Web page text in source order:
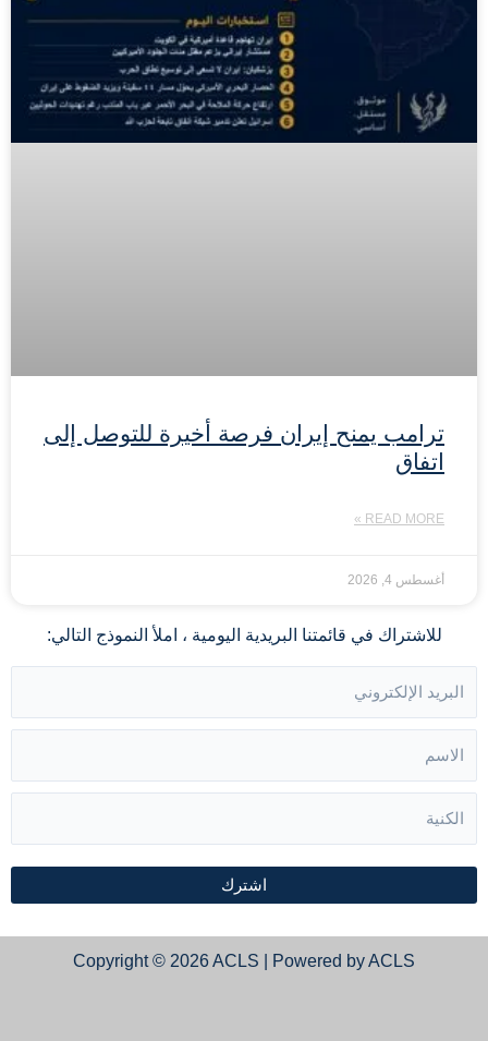
ترامب يمنح إيران فرصة أخيرة للتوصل إلى
اتفاق
READ MORE »
أغسطس 4, 2026
للاشتراك في قائمتنا البريدية اليومية ، املأ النموذج التالي:
اشترك
Copyright © 2026 ACLS | Powered by ACLS